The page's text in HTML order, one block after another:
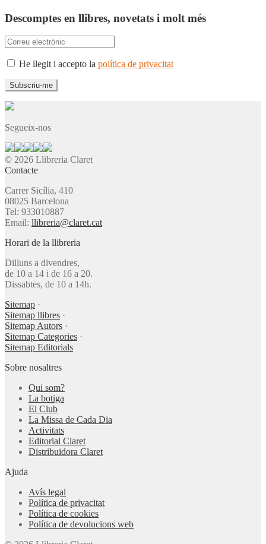
Descomptes en llibres, novetats i molt més
He llegit i accepto la política de privacitat
Segueix-nos
© 2026 Llibreria Claret
Contacte
Carrer Sicília, 410
08025 Barcelona
Tel: 933010887
Email: llibreria@claret.cat
Horari de la llibreria
Dilluns a divendres,
de 10 a 14 i de 16 a 20.
Dissabtes, de 10 a 14h.
Sitemap ·
Sitemap llibres ·
Sitemap Autors ·
Sitemap Categories ·
Sitemap Editorials
Sobre nosaltres
Qui som?
La botiga
El Club
La Missa de Cada Dia
Activitats
Editorial Claret
Distribuïdora Claret
Ajuda
Avís legal
Política de privacitat
Política de cookies
Política de devolucions web